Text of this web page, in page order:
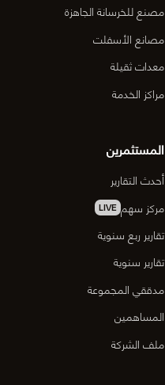
مصنع للخرسانة الجاهزة
مصانع الأسفلت
معدات ثقيلة
مراكز الخدمة
المستثمرين
أحدث التقارير
مركز سهم LIVE
تقارير ربع سنوية
تقارير سنوية
مدققي المجموعة
المساهمين
ملف الشركة